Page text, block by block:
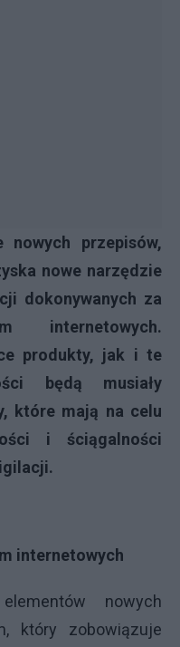
przepisów,
nowe narzędzie
dokonywanych za
internetowych.
produkty, jak i te
będą musiały
które mają na celu
i ściągalności
internetowych
nowych
który zobowiązuje